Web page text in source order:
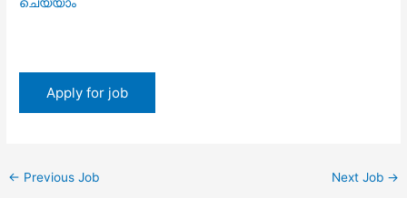
ചെയ്യാം
← Previous Job Next Job →